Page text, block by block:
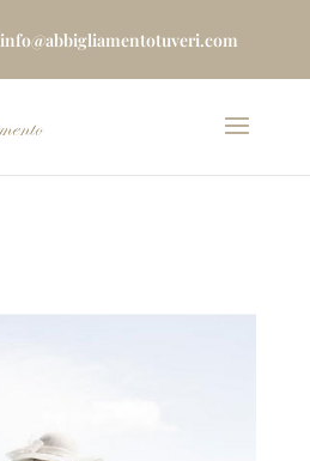
info@abbigliamentotuveri.com